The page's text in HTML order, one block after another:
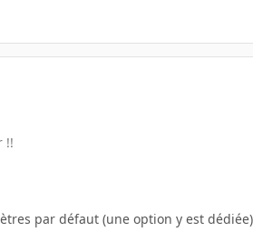
!!
par défaut (une option y est